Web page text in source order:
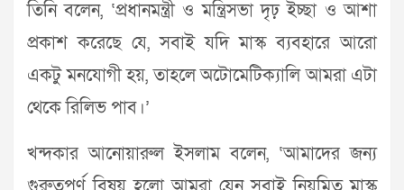
তিনি বলেন, ‘প্রধানমন্ত্রী ও মন্ত্রিসভা দৃঢ় ইচ্ছা ও আশা
প্রকাশ করেছে যে, সবাই যদি মাস্ক ব্যবহারে আরো
একটু মনযোগী হয়, তাহলে অটোমেটিক্যালি আমরা এটা
থেকে রিলিভ পাব।’
খন্দকার আনোয়ারুল ইসলাম বলেন, ‘আমাদের জন্য